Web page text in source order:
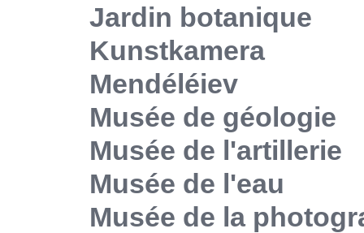
Jardin botanique
Kunstkamera
Mendéléiev
Musée de géologie
Musée de l'artillerie
Musée de l'eau
Musée de la